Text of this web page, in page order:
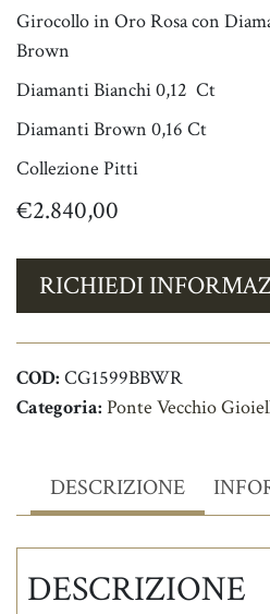
Girocollo in Oro Rosa con
Brown
Diamanti Bianchi 0,12 Ct
Diamanti Brown 0,16 Ct
Collezione Pitti
€2.840,00
RICHIEDI
COD: CG1599BBWR
Categoria: Ponte Vecchio
DESCRIZIONE
DESCRIZIONE